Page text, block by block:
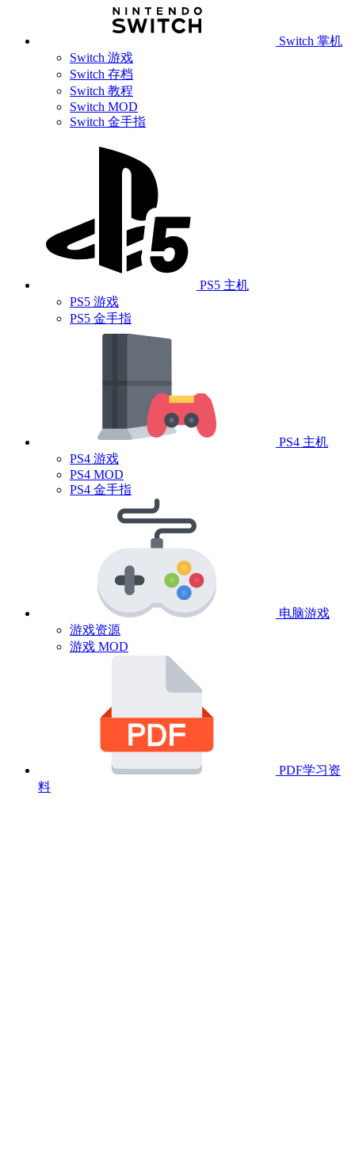
Switch 掌机
Switch 游戏
Switch 存档
Switch 教程
Switch MOD
Switch 金手指
PS5 主机
PS5 游戏
PS5 金手指
PS4 主机
PS4 游戏
PS4 MOD
PS4 金手指
电脑游戏
游戏资源
游戏 MOD
PDF学习资
料